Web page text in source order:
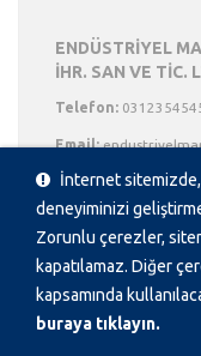
İnternet
deneyiminizi
Zorunlu çerezler,
kapatılamaz. Diğer
kapsamında
buraya tıklayın.
ENDÜSTRİYEL
İHR. SAN VE TİC.
Telefon:
Email:
Adres:100.yıl
ANKARA /